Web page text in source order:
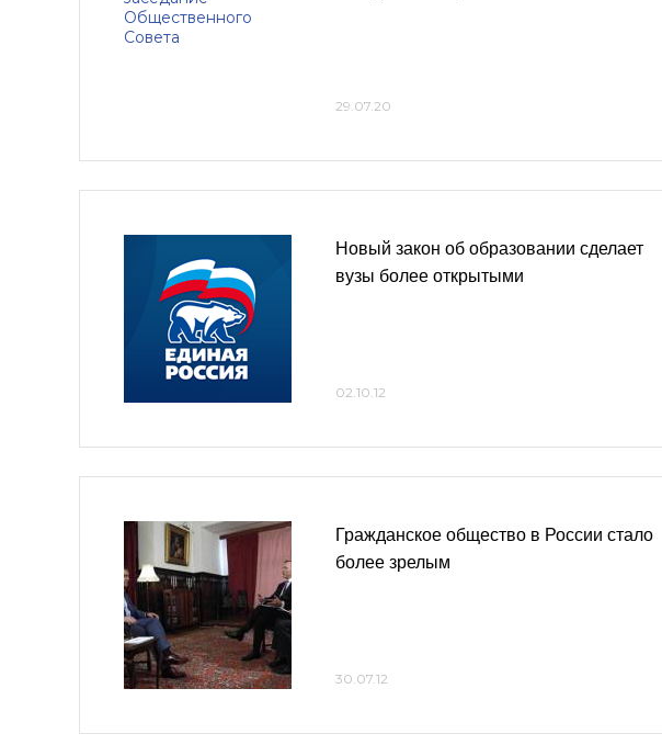
29.07.20
Новый закон об образовании сделает
вузы более открытыми
02.10.12
Гражданское общество в России стало
более зрелым
30.07.12